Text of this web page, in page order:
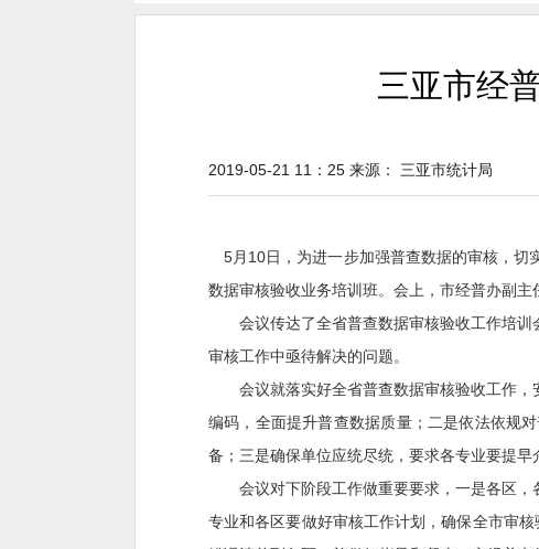
三亚市经
2019-05-21 11：25 来源： 三亚市统计局
5月10日，为进一步加强普查数据的审核，切
数据审核验收业务培训班。会上，市经普办副
会议传达了全省普查数据审核验收工作培训
审核工作中亟待解决的问题。
会议就落实好全省普查数据审核验收工作，
编码，全面提升普查数据质量；二是依法依规
备；三是确保单位应统尽统，要求各专业要提
会议对下阶段工作做重要要求，一是各区，
专业和各区要做好审核工作计划，确保全市审